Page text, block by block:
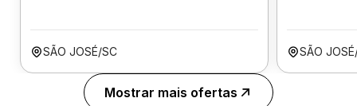
SÃO JOSÉ/SC SÃO
Mostrar mais ofertas